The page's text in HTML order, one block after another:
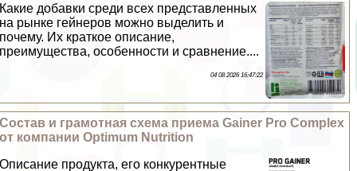
Какие добавки среди всех представленных
на рынке гeйнеров можно выделить и
почему. Их краткое описание,
преимущества, особенности и сравнение....
04 08 2026 16:47:22
Состав и грамотная схема приема Gainer Pro Complex
от компании Optimum Nutrition
Описание продукта, его конкурентные